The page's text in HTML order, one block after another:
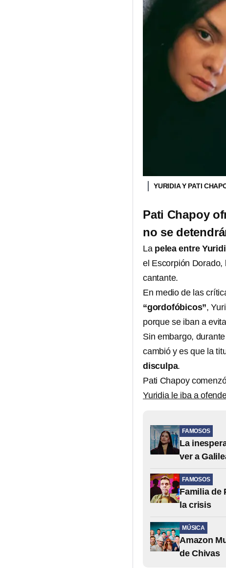
YURIDIA Y PATI
Pati Chapoy
no se
La pelea entre
el Escorpión Dorado,
cantante.
En medio de las
“gordofóbicos”,
porque se iban a
Sin embargo,
cambió y es que la
disculpa.
Pati Chapoy
Yuridia le iba a
FAMOSOS
La
ver a
FAMOSOS
Familia de
la crisis
MÚSICA
Amazon
de Chivas